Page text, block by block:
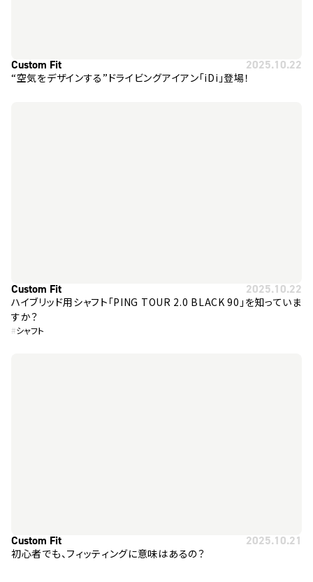
Custom Fit 2025.10.22
“空気をデザインする”ドライビングアイアン「iDi」登場！
Custom Fit 2025.10.22
ハイブリッド用シャフト「PING TOUR 2.0 BLACK 90」を知っていま
すか？
#シャフト
Custom Fit 2025.10.21
初心者でも、フィッティングに意味はあるの？